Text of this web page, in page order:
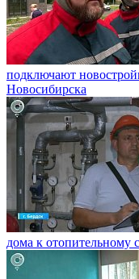
подключают
Новосибирска
дома к отопительному